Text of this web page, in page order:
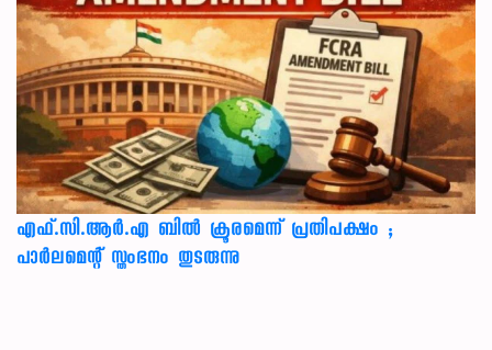
എഫ്.സി.ആർ.എ ബിൽ ക്രൂരമെന്ന് പ്രതിപക്ഷം ;
പാർലമെന്റ് സ്തംഭനം തുടരുന്നു